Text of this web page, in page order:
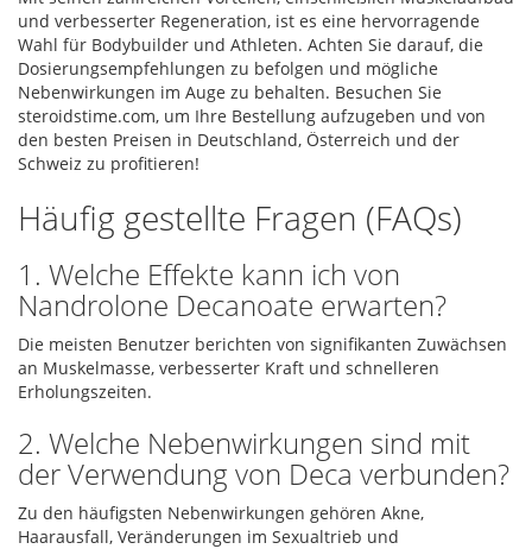
und verbesserter Regeneration, ist es eine hervorragende
Wahl für Bodybuilder und Athleten. Achten Sie darauf, die
Dosierungsempfehlungen zu befolgen und mögliche
Nebenwirkungen im Auge zu behalten. Besuchen Sie
steroidstime.com, um Ihre Bestellung aufzugeben und von
den besten Preisen in Deutschland, Österreich und der
Schweiz zu profitieren!
Häufig gestellte Fragen (FAQs)
1. Welche Effekte kann ich von
Nandrolone Decanoate erwarten?
Die meisten Benutzer berichten von signifikanten Zuwächsen
an Muskelmasse, verbesserter Kraft und schnelleren
Erholungszeiten.
2. Welche Nebenwirkungen sind mit
der Verwendung von Deca verbunden?
Zu den häufigsten Nebenwirkungen gehören Akne,
Haarausfall, Veränderungen im Sexualtrieb und